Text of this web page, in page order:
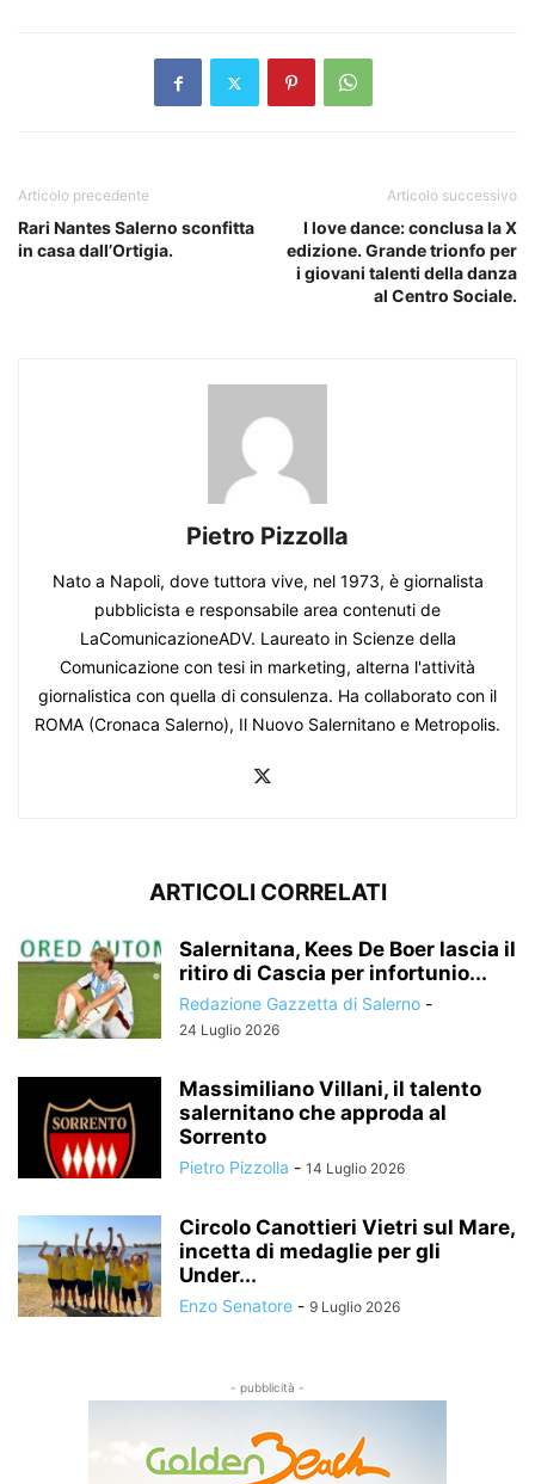
Articolo precedente
Rari Nantes Salerno sconfitta
in casa dall’Ortigia.
Articolo successivo
I love dance: conclusa la X
edizione. Grande trionfo per
i giovani talenti della danza
al Centro Sociale.
Pietro Pizzolla
Nato a Napoli, dove tuttora vive, nel 1973, è giornalista
pubblicista e responsabile area contenuti de
LaComunicazioneADV. Laureato in Scienze della
Comunicazione con tesi in marketing, alterna l'attività
giornalistica con quella di consulenza. Ha collaborato con il
ROMA (Cronaca Salerno), Il Nuovo Salernitano e Metropolis.
ARTICOLI CORRELATI
Salernitana, Kees De Boer lascia il
ritiro di Cascia per infortunio...
Redazione Gazzetta di Salerno -
24 Luglio 2026
Massimiliano Villani, il talento
salernitano che approda al
Sorrento
Pietro Pizzolla - 14 Luglio 2026
Circolo Canottieri Vietri sul Mare,
incetta di medaglie per gli
Under...
Enzo Senatore - 9 Luglio 2026
- pubblicità -